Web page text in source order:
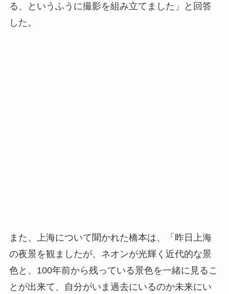
る、というふうに撮影を組み立てました」と回答
した。
また、上海について聞かれた橋本は、「昨日上海
の夜景を観ましたが、ネオンが光輝く近代的な景
色と、100年前から残っている景色を一緒に見るこ
とが出来て、自分がいま過去にいるのか未来にい